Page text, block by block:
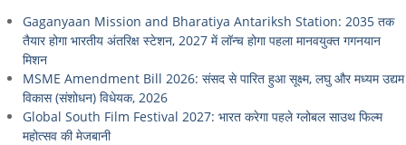
Gaganyaan Mission and Bharatiya Antariksh Station: 2035 तक
तैयार होगा भारतीय अंतरिक्ष स्टेशन, 2027 में लॉन्च होगा पहला मानवयुक्त गगनयान
मिशन
MSME Amendment Bill 2026: संसद से पारित हुआ सूक्ष्म, लघु और मध्यम उद्यम
विकास (संशोधन) विधेयक, 2026
Global South Film Festival 2027: भारत करेगा पहले ग्लोबल साउथ फिल्म
महोत्सव की मेजबानी